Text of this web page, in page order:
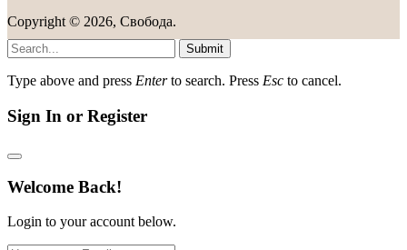
Copyright © 2026, Свобода.
Submit
Type above and press Enterto search. Press Esc to cancel.
Sign In or Register
Welcome Back!
Login to your account below.